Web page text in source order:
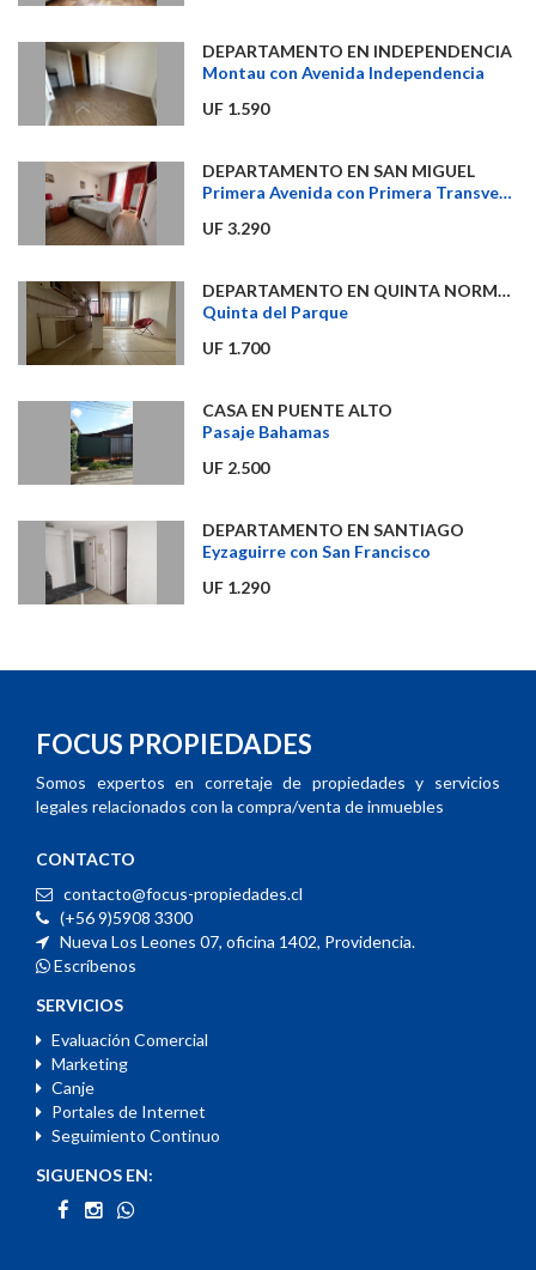
DEPARTAMENTO EN INDEPENDENCIA
Montau con Avenida Independencia
UF 1.590
DEPARTAMENTO EN SAN MIGUEL
Primera Avenida con Primera Transversal
UF 3.290
DEPARTAMENTO EN QUINTA NORMAL
Quinta del Parque
UF 1.700
CASA EN PUENTE ALTO
Pasaje Bahamas
UF 2.500
DEPARTAMENTO EN SANTIAGO
Eyzaguirre con San Francisco
UF 1.290
FOCUS PROPIEDADES
Somos expertos en corretaje de propiedades y servicios
legales relacionados con la compra/venta de inmuebles
CONTACTO
contacto@focus-propiedades.cl
(+56 9)5908 3300
Nueva Los Leones 07, oficina 1402, Providencia.
Escríbenos
SERVICIOS
Evaluación Comercial
Marketing
Canje
Portales de Internet
Seguimiento Continuo
SIGUENOS EN: